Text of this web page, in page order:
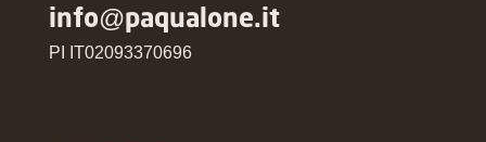
info@paqualone.it
PI IT02093370696